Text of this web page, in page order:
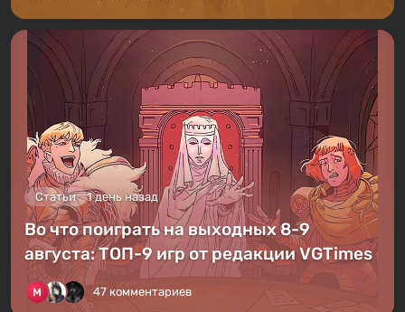
Статьи 1 день назад
Во что поиграть на выходных 8-9
августа: ТОП-9 игр от редакции VGTimes
47 комментариев